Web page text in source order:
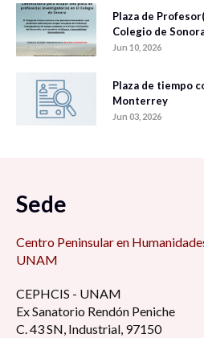
Plaza de
Colegio de
Jun 10, 2026
Plaza de tiempo
Monterrey
Jun 03, 2026
Sede
Centro Peninsular en
UNAM
CEPHCIS - UNAM
Ex Sanatorio Rendón Peniche
C. 43 SN, Industrial, 97150